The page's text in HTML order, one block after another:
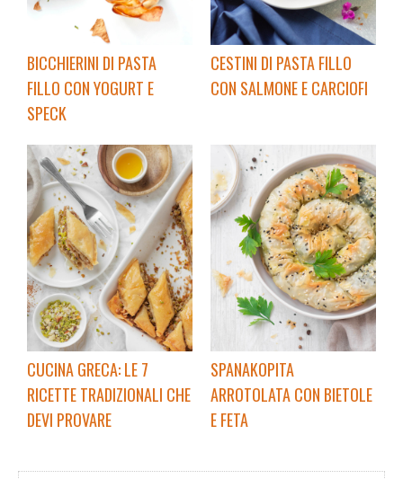
BICCHIERINI DI PASTA
FILLO CON YOGURT E
SPECK
CESTINI DI PASTA FILLO
CON SALMONE E CARCIOFI
CUCINA GRECA: LE 7
RICETTE TRADIZIONALI CHE
DEVI PROVARE
SPANAKOPITA
ARROTOLATA CON BIETOLE
E FETA